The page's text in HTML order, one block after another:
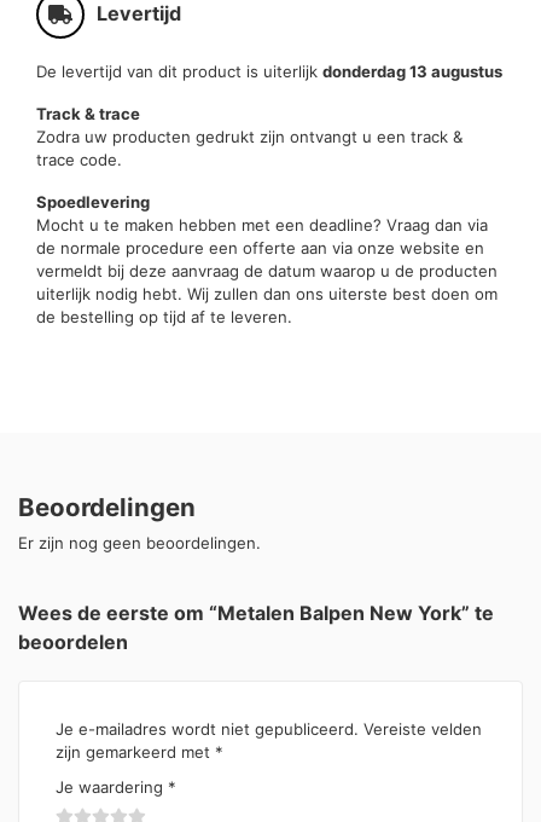
Levertijd
De levertijd van dit product is uiterlijk donderdag 13 augustus
Track & trace
Zodra uw producten gedrukt zijn ontvangt u een track &
trace code.
Spoedlevering
Mocht u te maken hebben met een deadline? Vraag dan via
de normale procedure een offerte aan via onze website en
vermeldt bij deze aanvraag de datum waarop u de producten
uiterlijk nodig hebt. Wij zullen dan ons uiterste best doen om
de bestelling op tijd af te leveren.
Beoordelingen
Er zijn nog geen beoordelingen.
Wees de eerste om “Metalen Balpen New York” te
beoordelen
Je e-mailadres wordt niet gepubliceerd. Vereiste velden
zijn gemarkeerd met *
Je waardering *